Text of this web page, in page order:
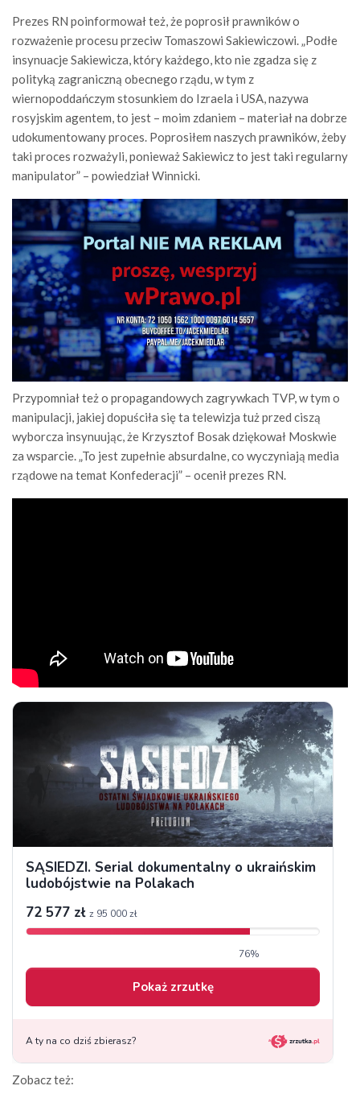
Prezes RN poinformował też, że poprosił prawników o
rozważenie procesu przeciw Tomaszowi Sakiewiczowi. „Podłe
insynuacje Sakiewicza, który każdego, kto nie zgadza się z
polityką zagraniczną obecnego rządu, w tym z
wiernopoddańczym stosunkiem do Izraela i USA, nazywa
rosyjskim agentem, to jest – moim zdaniem – materiał na dobrze
udokumentowany proces. Poprosiłem naszych prawników, żeby
taki proces rozważyli, ponieważ Sakiewicz to jest taki regularny
manipulator” – powiedział Winnicki.
Przypomniał też o propagandowych zagrywkach TVP, w tym o
manipulacji, jakiej dopuściła się ta telewizja tuż przed ciszą
wyborcza insynuując, że Krzysztof Bosak dziękował Moskwie
za wsparcie. „To jest zupełnie absurdalne, co wyczyniają media
rządowe na temat Konfederacji” – ocenił prezes RN.
Zobacz też: